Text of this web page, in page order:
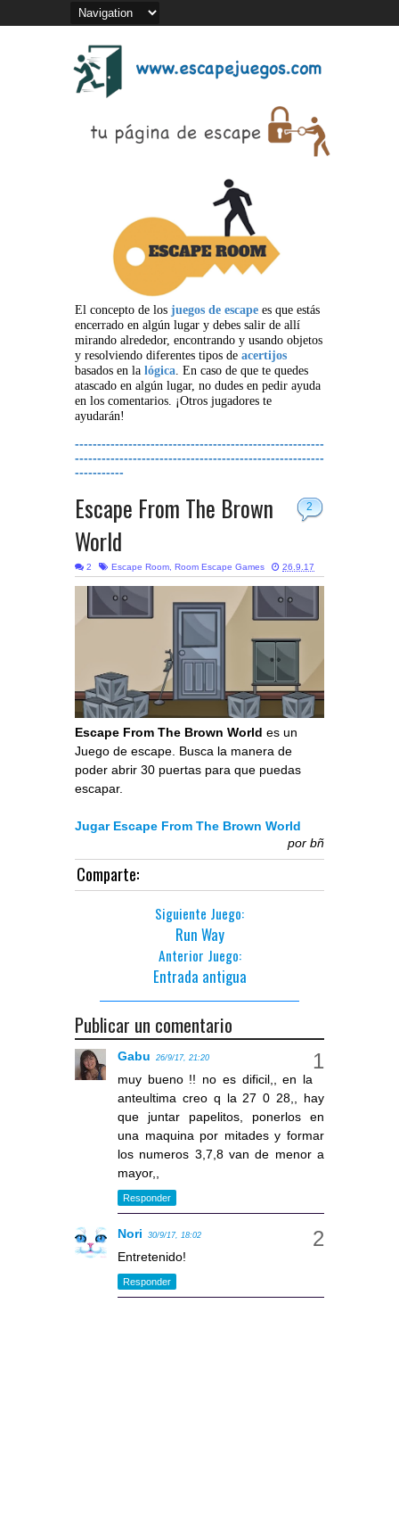
El concepto de los juegos de escape es que estás
encerrado en algún lugar y debes salir de allí
mirando alrededor, encontrando y usando objetos
y resolviendo diferentes tipos de acertijos
basados en la lógica. En caso de que te quedes
atascado en algún lugar, no dudes en pedir ayuda
en los comentarios. ¡Otros jugadores te
ayudarán!
--------------------------------------------------------
--------------------------------------------------------
-----------
2
Escape From The Brown
World
2 Escape Room, Room Escape Games 26.9.17
Escape From The Brown World es un
Juego de escape. Busca la manera de
poder abrir 30 puertas para que puedas
escapar.
Jugar Escape From The Brown World
por bñ
Comparte:
Siguiente Juego:
Run Way
Anterior Juego:
Entrada antigua
Publicar un comentario
Gabu 26/9/17, 21:20
muy bueno !! no es dificil,, en la
anteultima creo q la 27 0 28,, hay
que juntar papelitos, ponerlos en
una maquina por mitades y formar
los numeros 3,7,8 van de menor a
mayor,,
Responder
Nori 30/9/17, 18:02
Entretenido!
Responder